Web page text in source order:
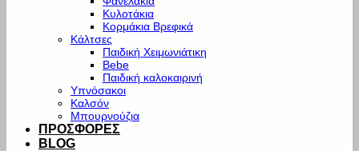
Κυλοτάκια
Κορμάκια Βρεφικά
Κάλτσες
Παιδική Χειμωνιάτικη
Bebe
Παιδική καλοκαιρινή
Υπνόσακοι
Καλσόν
Μπουρνούζια
ΠΡΟΣΦΟΡΕΣ
BLOG